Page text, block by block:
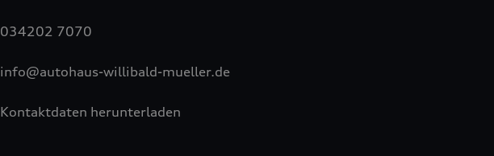
034202 7070
info@autohaus-willibald-mueller.de
Kontaktdaten herunterladen